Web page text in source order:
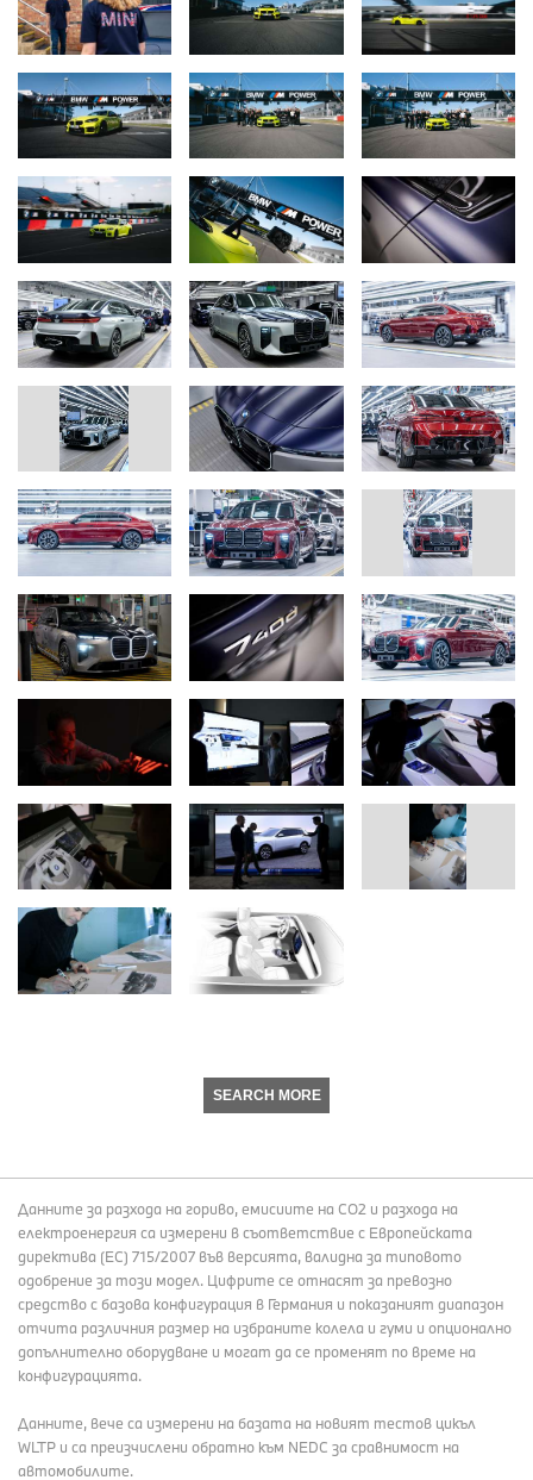
SEARCH MORE
Данните за разхода на гориво, емисиите на СО2 и разхода на
електроенергия са измерени в съответствие с Европейската
директива (EC) 715/2007 във версията, валидна за типовото
одобрение за този модел. Цифрите се отнасят за превозно
средство с базова конфигурация в Германия и показаният диапазон
отчита различния размер на избраните колела и гуми и опционално
допълнително оборудване и могат да се променят по време на
конфигурацията.
Данните, вече са измерени на базата на новият тестов цикъл
WLTP и са преизчислени обратно към NEDC за сравнимост на
автомобилите.